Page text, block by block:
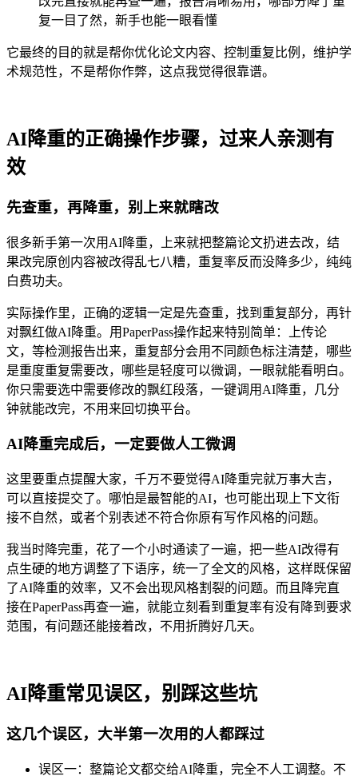
复一目了然，新手也能一眼看懂
它最终的目的就是帮你优化论文内容、控制重复比例，维护学
术规范性，不是帮你作弊，这点我觉得很靠谱。
AI降重的正确操作步骤，过来人亲测有
效
先查重，再降重，别上来就瞎改
很多新手第一次用AI降重，上来就把整篇论文扔进去改，结
果改完原创内容被改得乱七八糟，重复率反而没降多少，纯纯
白费功夫。
实际操作里，正确的逻辑一定是先查重，找到重复部分，再针
对飘红做AI降重。用PaperPass操作起来特别简单：上传论
文，等检测报告出来，重复部分会用不同颜色标注清楚，哪些
是重度重复需要改，哪些是轻度可以微调，一眼就能看明白。
你只需要选中需要修改的飘红段落，一键调用AI降重，几分
钟就能改完，不用来回切换平台。
AI降重完成后，一定要做人工微调
这里要重点提醒大家，千万不要觉得AI降重完就万事大吉，
可以直接提交了。哪怕是最智能的AI，也可能出现上下文衔
接不自然，或者个别表述不符合你原有写作风格的问题。
我当时降完重，花了一个小时通读了一遍，把一些AI改得有
点生硬的地方调整了下语序，统一了全文的风格，这样既保留
了AI降重的效率，又不会出现风格割裂的问题。而且降完直
接在PaperPass再查一遍，就能立刻看到重复率有没有降到要求
范围，有问题还能接着改，不用折腾好几天。
AI降重常见误区，别踩这些坑
这几个误区，大半第一次用的人都踩过
误区一：整篇论文都交给AI降重，完全不人工调整。不